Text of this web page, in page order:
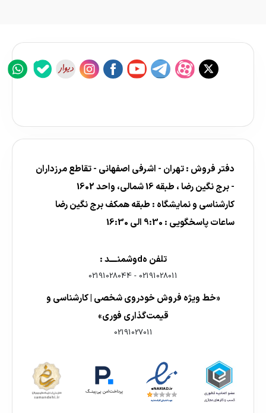
دفتر فروش : تهران - اشرفی اصفهانی - تقاطع مرزداران
- برج نگین رضا ، طبقه 16 شمالی، واحد 1602
کارشناسی و نمایشگاه : طبقه همکف برج نگین رضا
ساعات پاسخگویی : 9:30 الی 16:30
تلفن هdوشمنــــد :
02191028011
-
02191028044
«خط ویژه فروش خودروی شخصی | کارشناسی و
قیمت‌گذاری فوری»
02191027011